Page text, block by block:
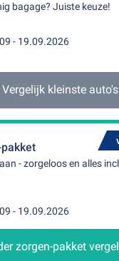
bagage? Juiste keuze!
- 19.09.2026
Vergelijk kleinste auto's
- zorgeloos en alles
- 19.09.2026
zorgen-pakket